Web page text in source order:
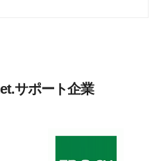
サポート企業